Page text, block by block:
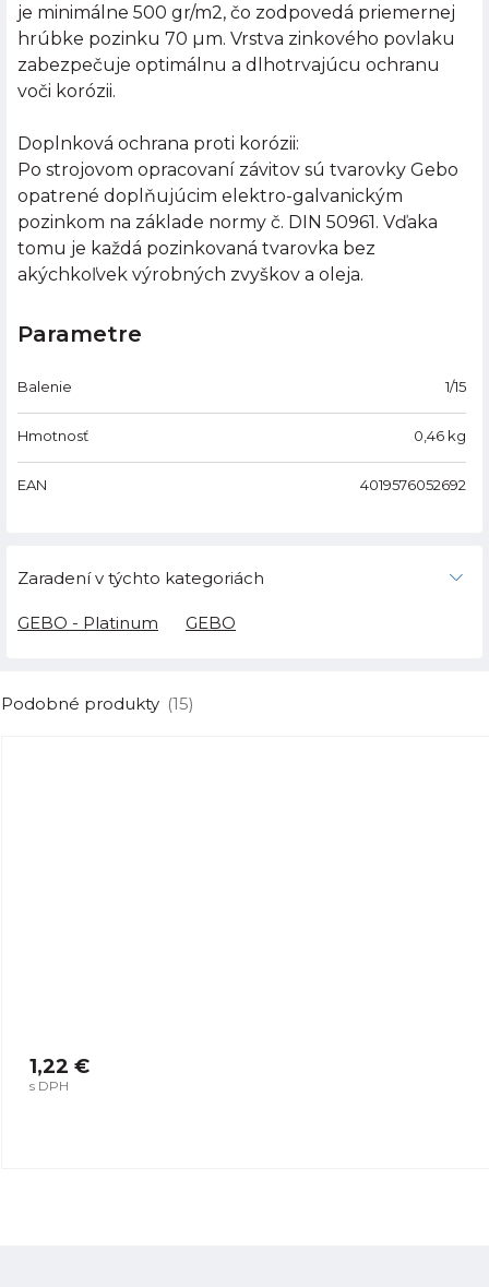
je minimálne 500 gr/m2, čo zodpovedá priemernej
hrúbke pozinku 70 µm. Vrstva zinkového povlaku
zabezpečuje optimálnu a dlhotrvajúcu ochranu
voči korózii.
Doplnková ochrana proti korózii:
Po strojovom opracovaní závitov sú tvarovky Gebo
opatrené doplňujúcim elektro-galvanickým
pozinkom na základe normy č. DIN 50961. Vďaka
tomu je každá pozinkovaná tvarovka bez
akýchkoľvek výrobných zvyškov a oleja.
Parametre
Balenie 1/15
Hmotnosť 0,46 kg
EAN 4019576052692
Zaradení v týchto kategoriách
GEBO - Platinum GEBO
Podobné produkty (15)
1,22 €
s DPH